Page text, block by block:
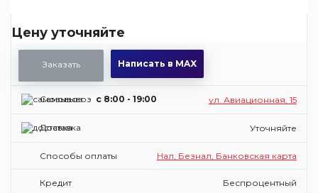
Цену уточняйте
Заказать Написать в MAX
Самовывоз c 8:00 - 19:00 ул. Авиационная, 15
Доставка Уточняйте
Способы оплаты Нал, Безнал, Банковская карта
Кредит Беспроцентный